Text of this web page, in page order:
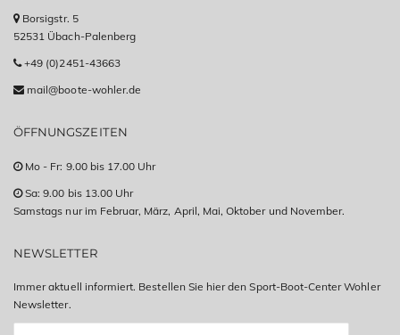
Borsigstr. 5
52531 Übach-Palenberg
+49 (0)2451-43663
mail@boote-wohler.de
ÖFFNUNGSZEITEN
Mo - Fr: 9.00 bis 17.00 Uhr
Sa: 9.00 bis 13.00 Uhr
Samstags nur im Februar, März, April, Mai, Oktober und November.
NEWSLETTER
Immer aktuell informiert. Bestellen Sie hier den Sport-Boot-Center Wohler
Newsletter.